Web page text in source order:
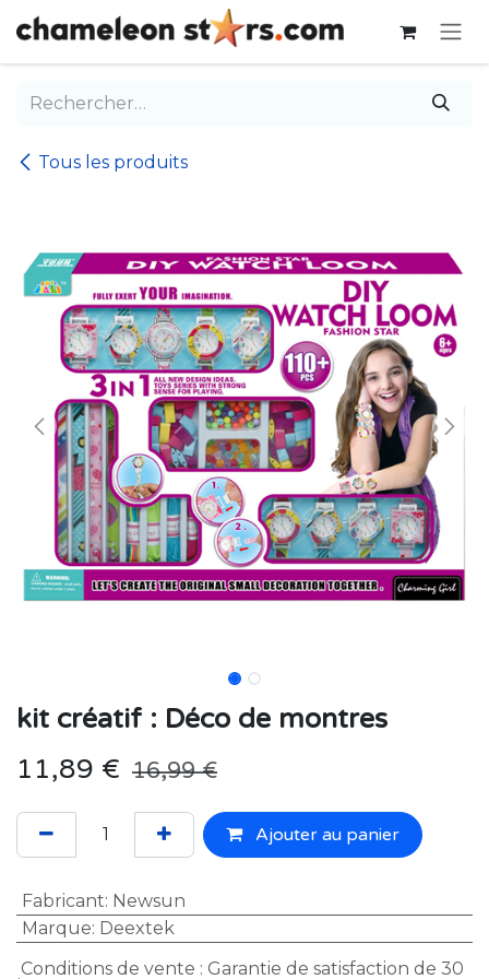
Se rendre au contenu
Tous les produits
kit créatif : Déco de montres
11,89 € 16,99€
Ajouter au panier
Fabricant: Newsun
Marque: Deextek
Conditions de vente : Garantie de satisfaction de 30